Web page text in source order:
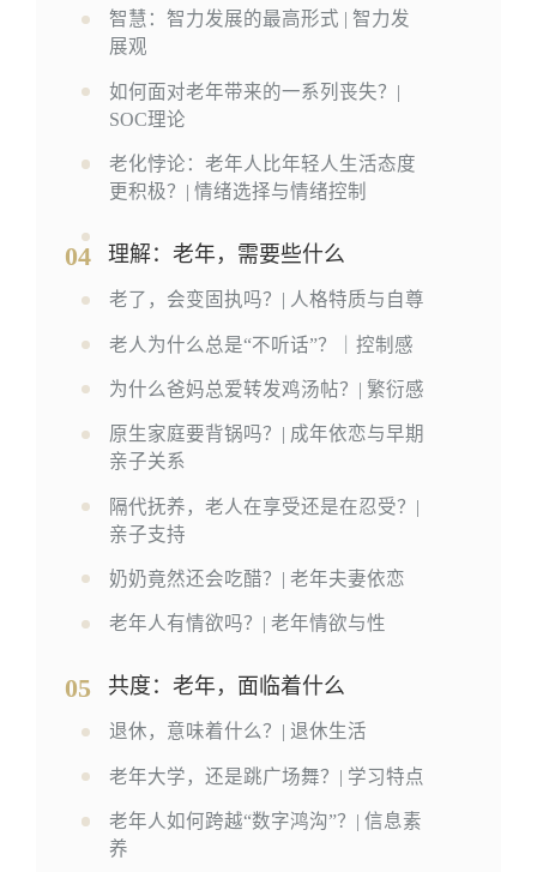
智慧：智力发展的最高形式 | 智力发
展观
如何面对老年带来的一系列丧失？|
SOC理论
老化悖论：老年人比年轻人生活态度
更积极？| 情绪选择与情绪控制
04 理解：老年，需要些什么
老了，会变固执吗？| 人格特质与自尊
老人为什么总是“不听话”？｜控制感
为什么爸妈总爱转发鸡汤帖？| 繁衍感
原生家庭要背锅吗？| 成年依恋与早期
亲子关系
隔代抚养，老人在享受还是在忍受？|
亲子支持
奶奶竟然还会吃醋？| 老年夫妻依恋
老年人有情欲吗？| 老年情欲与性
05 共度：老年，面临着什么
退休，意味着什么？| 退休生活
老年大学，还是跳广场舞？| 学习特点
老年人如何跨越“数字鸿沟”？| 信息素
养